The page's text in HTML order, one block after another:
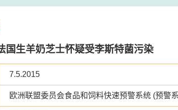
国生羊奶芝士怀疑受李斯特菌污染
7.5.2015
欧洲联盟委员会食品和饲料快速预警系统 (预警